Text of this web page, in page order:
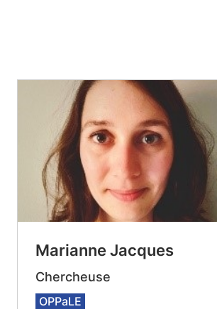
Marianne Jacques
Chercheuse
OPPaLE